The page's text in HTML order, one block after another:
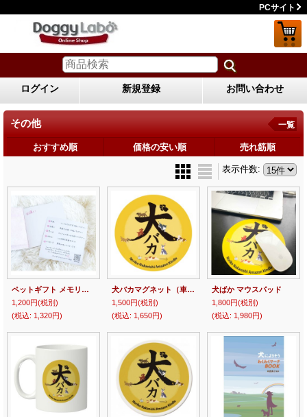
PCサイト
ログイン 新規登録 お問い合わせ
その他 一覧
おすすめ順 価格の安い順 売れ筋順
表示件数:
ペットギフト メモリーブック
1,200円(税別)
(税込: 1,320円)
犬バカマグネット（車対応）
1,500円(税別)
(税込: 1,650円)
犬ばか マウスパッド
1,800円(税別)
(税込: 1,980円)